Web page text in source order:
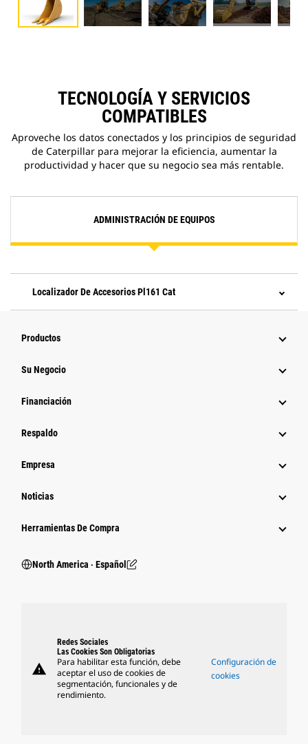
TECNOLOGÍA Y SERVICIOS
COMPATIBLES
Aproveche los datos conectados y los principios de seguridad
de Caterpillar para mejorar la eficiencia, aumentar la
productividad y hacer que su negocio sea más rentable.
ADMINISTRACIÓN DE EQUIPOS
Localizador De Accesorios Pl161 Cat
Productos
Su Negocio
Financiación
Respaldo
Empresa
Noticias
Herramientas De Compra
North America ‧ Español
warning
Redes Sociales
Las Cookies Son Obligatorias
Para habilitar esta función, debe
aceptar el uso de cookies de
segmentación, funcionales y de
rendimiento.
Configuración de
cookies